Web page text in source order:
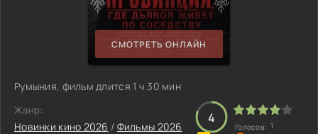
СМОТРЕТЬ ОНЛАЙН
Румыния, фильм длится 1 ч 30 мин
Жанр:
Новинки кино 2026 / Фильмы 2026
4
Голосов: 1